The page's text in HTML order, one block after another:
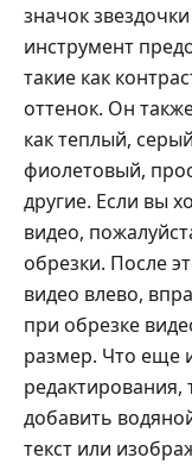
значок
инструмент
такие как
оттенок. Он
как теплый,
фиолетовый,
другие. Если вы
видео,
обрезки. После
видео влево,
при обрезке
размер. Что еще
редактирования,
добавить
текст или